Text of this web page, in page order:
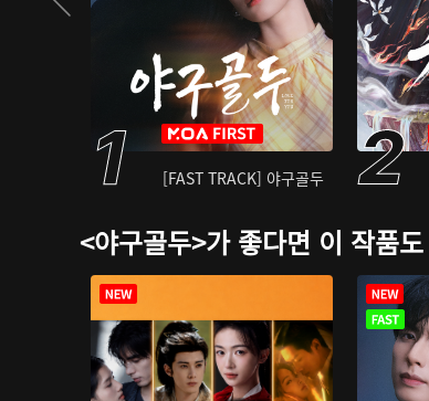
[FAST TRACK] 야구골두
<야구골두>가 좋다면 이 작품도